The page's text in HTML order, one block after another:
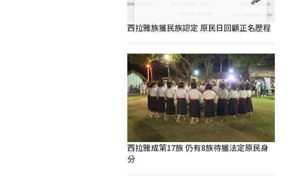
西拉雅族獲民族認定 原民日回顧正名歷程
西拉雅成第17族 仍有8族待獲法定原民身
分